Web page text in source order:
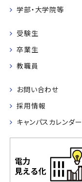
学部・大学院等
受験生
卒業生
教職員
お問い合わせ
採用情報
キャンパスカレンダー